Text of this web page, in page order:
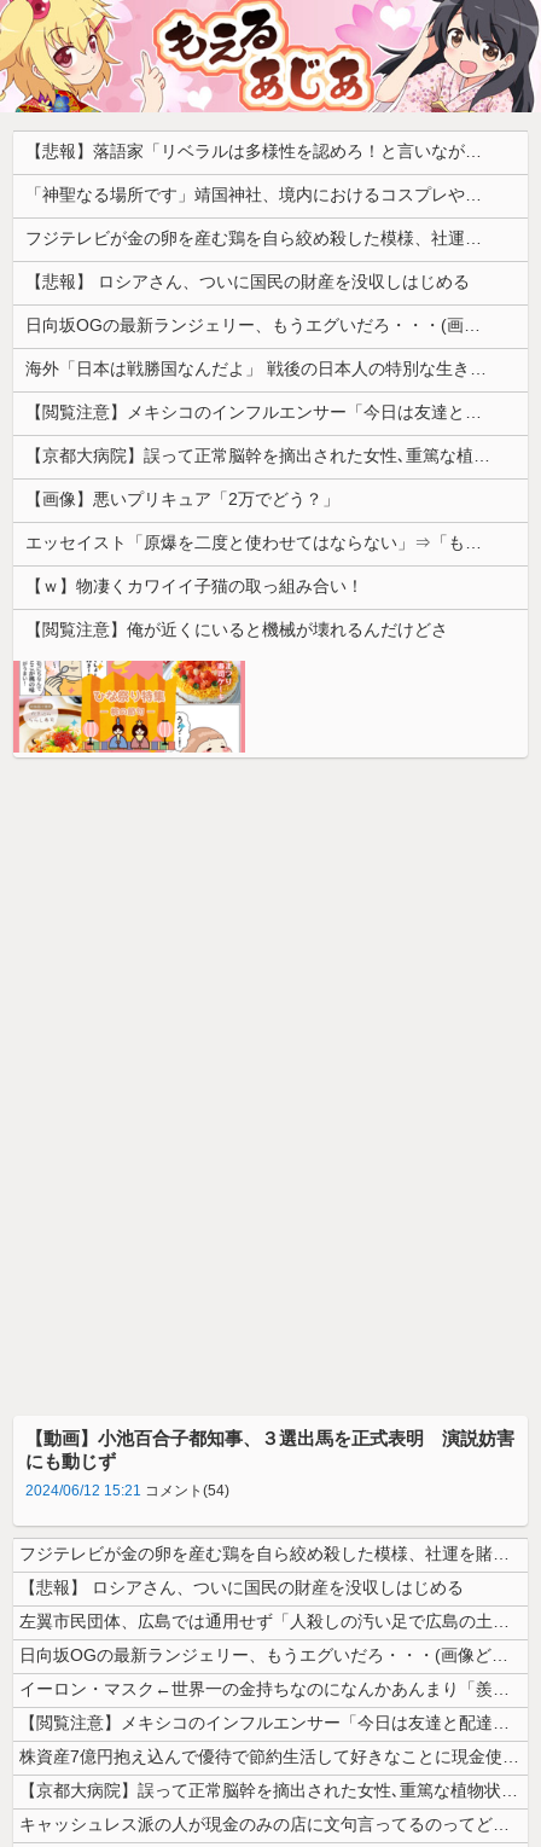
【悲報】落語家「リベラルは多様性を認めろ！と言いながら自分達と違う意見には執拗に攻撃してくる！」ｗｗｗｗｗｗｗｗｗｗｗｗｗｗ
「神聖なる場所です」靖国神社、境内におけるコスプレや軍装の禁止を発表
フジテレビが金の卵を産む鶏を自ら絞め殺した模様、社運を賭けたドル箱コンテンツが御蔵入りになってしまい……
【悲報】 ロシアさん、ついに国民の財産を没収しはじめる
日向坂OGの最新ランジェリー、もうエグいだろ・・・(画像どーん)
海外「日本は戦勝国なんだよ」 戦後の日本人の特別な生き様に各国から称賛の声
【閲覧注意】メキシコのインフルエンサー「今日は友達と配達員のアルバイトを体験してみるよ！！」←結果・・・
【京都大病院】誤って正常脳幹を摘出された女性､重篤な植物状態だが意識は正常で何かを思考していると判明
【画像】悪いプリキュア「2万でどう？」
エッセイスト「原爆を二度と使わせてはならない」⇒「もちろん中国の核も非難する？」⇒「中国の核は綺麗な核！」
【ｗ】物凄くカワイイ子猫の取っ組み合い！
【閲覧注意】俺が近くにいると機械が壊れるんだけどさ
【動画】小池百合子都知事、３選出馬を正式表明 演説妨害
にも動じず
2024/06/12 15:21 コメント(54)
フジテレビが金の卵を産む鶏を自ら絞め殺した模様、社運を賭けたドル箱コン...
【悲報】 ロシアさん、ついに国民の財産を没収しはじめる
左翼市民団体、広島では通用せず「人殺しの汚い足で広島の土を踏むな！」→...
日向坂OGの最新ランジェリー、もうエグいだろ・・・(画像どーん)
イーロン・マスク←世界一の金持ちなのになんかあんまり「羨ましい」と感じ...
【閲覧注意】メキシコのインフルエンサー「今日は友達と配達員のアルバイト...
株資産7億円抱え込んで優待で節約生活して好きなことに現金使わないまま死...
【京都大病院】誤って正常脳幹を摘出された女性､重篤な植物状態だが意識は...
キャッシュレス派の人が現金のみの店に文句言ってるのってどう思う？